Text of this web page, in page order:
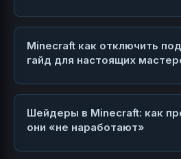
Minecraft как отключить
гайд для настоящих
Шейдеры в Minecraft: как
они «не наработают»